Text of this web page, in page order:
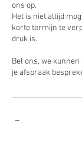
ons op.
Het is niet altijd
korte termijn te
druk is.
Bel ons, we
je afspraak